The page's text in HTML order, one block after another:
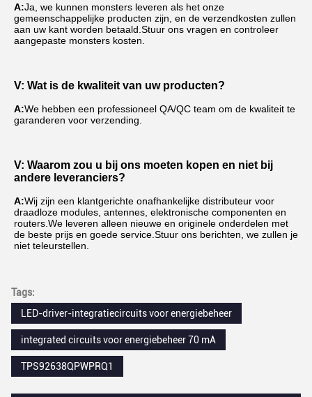
A:Ja, we kunnen monsters leveren als het onze
gemeenschappelijke producten zijn, en de verzendkosten zullen
aan uw kant worden betaald.Stuur ons vragen en controleer
aangepaste monsters kosten.
V: Wat is de kwaliteit van uw producten?
A:We hebben een professioneel QA/QC team om de kwaliteit te
garanderen voor verzending.
V: Waarom zou u bij ons moeten kopen en niet bij
andere leveranciers?
A:Wij zijn een klantgerichte onafhankelijke distributeur voor
draadloze modules, antennes, elektronische componenten en
routers.We leveren alleen nieuwe en originele onderdelen met
de beste prijs en goede service.Stuur ons berichten, we zullen je
niet teleurstellen.
Tags:
LED-driver-integratiecircuits voor energiebeheer
integrated circuits voor energiebeheer 70 mA
TPS92638QPWPRQ1